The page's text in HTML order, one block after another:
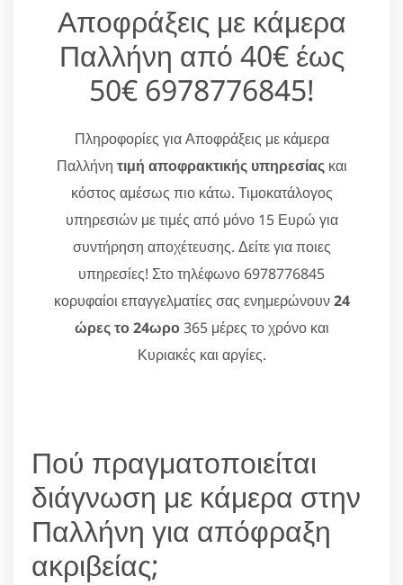
Αποφράξεις με κάμερα
Παλλήνη από 40€ έως
50€ 6978776845!
Πληροφορίες για Αποφράξεις με κάμερα
Παλλήνη τιμή αποφρακτικής υπηρεσίαςκαι
κόστος αμέσως πιο κάτω. Τιμοκατάλογος
υπηρεσιών με τιμές από μόνο 15 Ευρώ για
συντήρηση αποχέτευσης. Δείτε για ποιες
υπηρεσίες! Στο τηλέφωνο 6978776845
κορυφαίοι επαγγελματίες σας ενημερώνουν24
ώρες το 24ωρο365 μέρες το χρόνο και
Κυριακές και αργίες.
Πού πραγματοποιείται
διάγνωση με κάμερα στην
Παλλήνη για απόφραξη
ακριβείας;